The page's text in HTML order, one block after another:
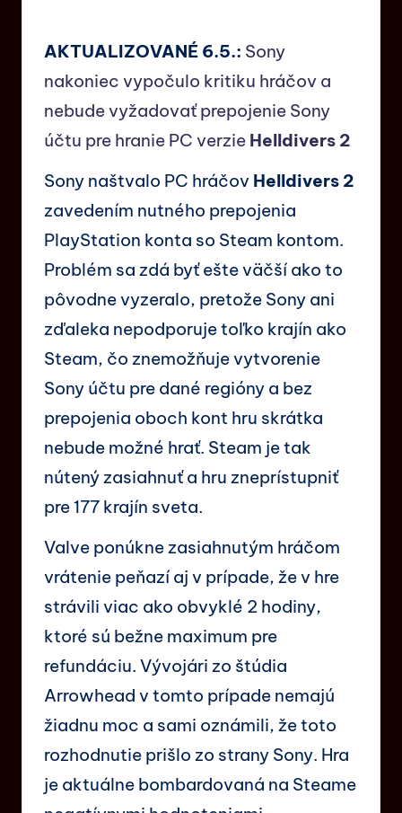
AKTUALIZOVANÉ 6.5.: Sony
nakoniec vypočulo kritiku hráčov a
nebude vyžadovať prepojenie Sony
účtu pre hranie PC verzie Helldivers 2
Sony naštvalo PC hráčov Helldivers 2
zavedením nutného prepojenia
PlayStation konta so Steam kontom.
Problém sa zdá byť ešte väčší ako to
pôvodne vyzeralo, pretože Sony ani
zďaleka nepodporuje toľko krajín ako
Steam, čo znemožňuje vytvorenie
Sony účtu pre dané regióny a bez
prepojenia oboch kont hru skrátka
nebude možné hrať. Steam je tak
nútený zasiahnuť a hru zneprístupniť
pre 177 krajín sveta.
Valve ponúkne zasiahnutým hráčom
vrátenie peňazí aj v prípade, že v hre
strávili viac ako obvyklé 2 hodiny,
ktoré sú bežne maximum pre
refundáciu. Vývojári zo štúdia
Arrowhead v tomto prípade nemajú
žiadnu moc a sami oznámili, že toto
rozhodnutie prišlo zo strany Sony. Hra
je aktuálne bombardovaná na Steame